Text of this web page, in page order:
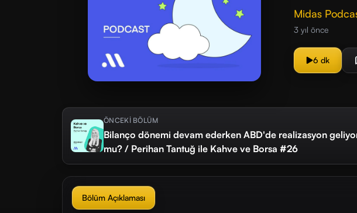
Midas
3 yıl önce
6 dk
ÖNCEKİ BÖLÜM
Bilanço dönemi devam ederken ABD'de realizasyon
mu? / Perihan Tantuğ ile Kahve ve Borsa #26
Bölüm Açıklaması